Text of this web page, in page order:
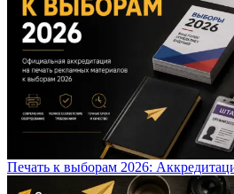
Печать к выборам 2026: